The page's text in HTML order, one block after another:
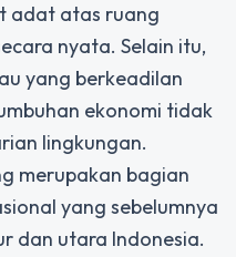
adat atas ruang
nyata. Selain itu,
yang berkeadilan
ekonomi tidak
lingkungan.
merupakan bagian
yang sebelumnya
dan utara Indonesia.